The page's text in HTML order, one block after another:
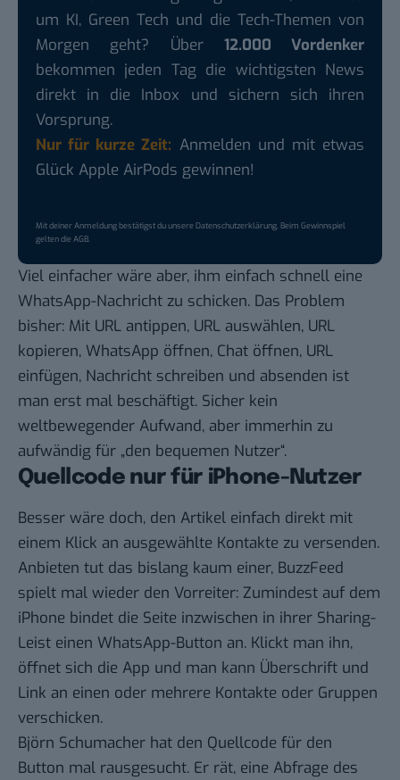
um KI, Green Tech und die Tech-Themen von
Morgen geht? Über 12.000 Vordenker
bekommen jeden Tag die wichtigsten News
direkt in die Inbox und sichern sich ihren
Vorsprung.
Nur für kurze Zeit: Anmelden und mit etwas
Glück Apple AirPods gewinnen!
Mit deiner Anmeldung bestätigst du unsereDatenschutzerklärung. Beim Gewinnspiel
gelten dieAGB.
Viel einfacher wäre aber, ihm einfach schnell eine
WhatsApp-Nachricht zu schicken. Das Problem
bisher: Mit URL antippen, URL auswählen, URL
kopieren, WhatsApp öffnen, Chat öffnen, URL
einfügen, Nachricht schreiben und absenden ist
man erst mal beschäftigt. Sicher kein
weltbewegender Aufwand, aber immerhin zu
aufwändig für „den bequemen Nutzer“.
Quellcode nur für iPhone-Nutzer
Besser wäre doch, den Artikel einfach direkt mit
einem Klick an ausgewählte Kontakte zu versenden.
Anbieten tut das bislang kaum einer, BuzzFeed
spielt mal wieder den Vorreiter: Zumindest auf dem
iPhone bindet die Seite inzwischen in ihrer Sharing-
Leist einen WhatsApp-Button an. Klickt man ihn,
öffnet sich die App und man kann Überschrift und
Link an einen oder mehrere Kontakte oder Gruppen
verschicken.
Björn Schumacher hat den Quellcode für den
Button mal rausgesucht. Er rät, eine Abfrage des